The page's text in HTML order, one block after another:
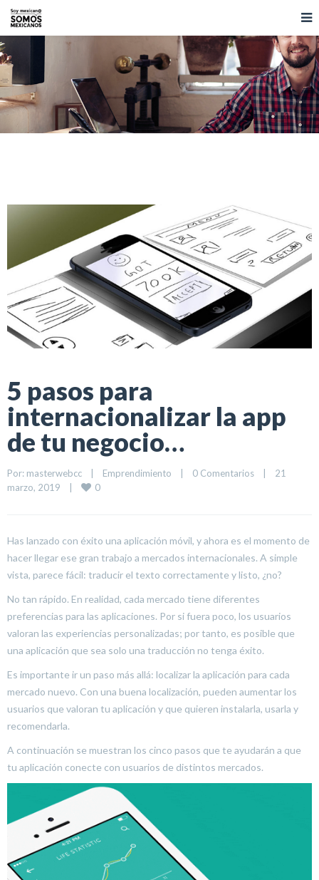
5 pasos para
internacionalizar la app
de tu negocio…
Por: masterwebcc | Emprendimiento | 0 Comentarios |
21
marzo, 2019
| 0
Has lanzado con éxito una aplicación móvil, y ahora es el momento de
hacer llegar ese gran trabajo a mercados internacionales. A simple
vista, parece fácil: traducir el texto correctamente y listo, ¿no?
No tan rápido. En realidad, cada mercado tiene diferentes
preferencias para las aplicaciones. Por si fuera poco, los usuarios
valoran las experiencias personalizadas; por tanto, es posible que
una aplicación que sea solo una traducción no tenga éxito.
Es importante ir un paso más allá: localizar la aplicación para cada
mercado nuevo. Con una buena localización, pueden aumentar los
usuarios que valoran tu aplicación y que quieren instalarla, usarla y
recomendarla.
A continuación se muestran los cinco pasos que te ayudarán a que
tu aplicación conecte con usuarios de distintos mercados.